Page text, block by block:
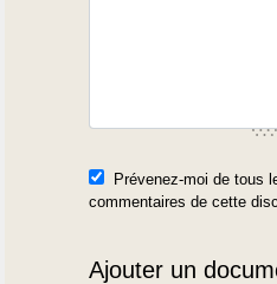
Prévenez-moi de tous
commentaires de cette
Ajouter un